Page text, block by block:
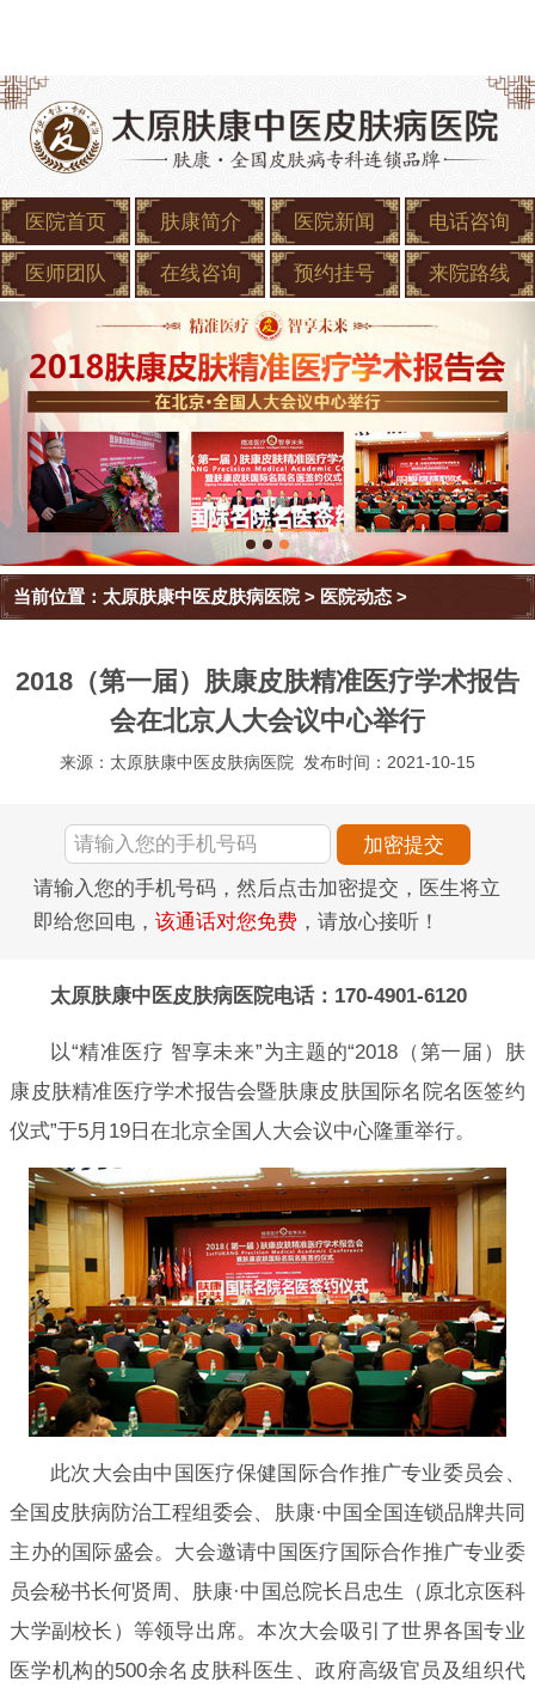
医院首页 肤康简介 医院新闻 电话咨询
医师团队 在线咨询 预约挂号 来院路线
当前位置： 太原肤康中医皮肤病医院> 医院动态 >
2018（第一届）肤康皮肤精准医疗学术报告
会在北京人大会议中心举行
来源：太原肤康中医皮肤病医院 发布时间：2021-10-15
请输入您的手机号码，然后点击加密提交，医生将立
即给您回电， 该通话对您免费 ，请放心接听！
太原肤康中医皮肤病医院电话：170-4901-6120
以“精准医疗 智享未来”为主题的“2018（第一届）肤
康皮肤精准医疗学术报告会暨肤康皮肤国际名院名医签约
仪式”于5月19日在北京全国人大会议中心隆重举行。
此次大会由中国医疗保健国际合作推广专业委员会、
全国皮肤病防治工程组委会、肤康·中国全国连锁品牌共同
主办的国际盛会。大会邀请中国医疗国际合作推广专业委
员会秘书长何贤周、肤康·中国总院长吕忠生（原北京医科
大学副校长）等领导出席。本次大会吸引了世界各国专业
医学机构的500余名皮肤科医生、政府高级官员及组织代